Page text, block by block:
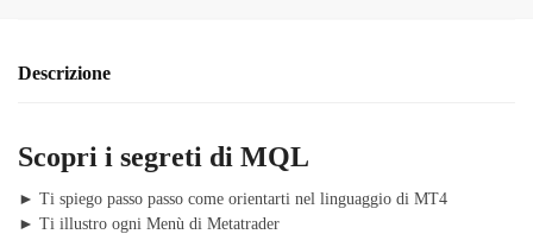
Descrizione
Scopri i segreti di MQL
► Ti spiego passo passo come orientarti nel linguaggio di MT4
► Ti illustro ogni Menù di Metatrader